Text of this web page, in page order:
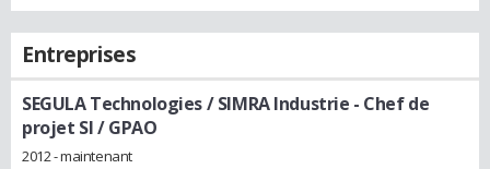
Entreprises
SEGULA Technologies / SIMRA Industrie - Chef de
projet SI / GPAO
2012 - maintenant